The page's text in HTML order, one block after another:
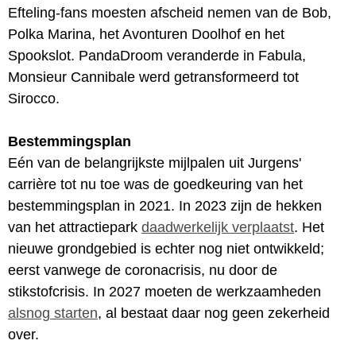
Efteling-fans moesten afscheid nemen van de Bob,
Polka Marina, het Avonturen Doolhof en het
Spookslot. PandaDroom veranderde in Fabula,
Monsieur Cannibale werd getransformeerd tot
Sirocco.
Bestemmingsplan
Eén van de belangrijkste mijlpalen uit Jurgens'
carrière tot nu toe was de goedkeuring van het
bestemmingsplan in 2021. In 2023 zijn de hekken
van het attractiepark daadwerkelijk verplaatst. Het
nieuwe grondgebied is echter nog niet ontwikkeld;
eerst vanwege de coronacrisis, nu door de
stikstofcrisis. In 2027 moeten de werkzaamheden
alsnog starten, al bestaat daar nog geen zekerheid
over.